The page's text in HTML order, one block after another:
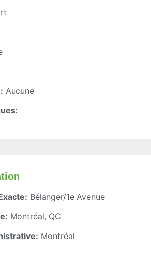
Aucune
Bélanger/1e Avenue
Montréal, QC
Montréal